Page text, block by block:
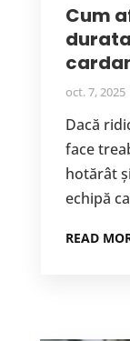
Cum
oct. 7, 2025
Dacă
face
hotărât
echipă
READ